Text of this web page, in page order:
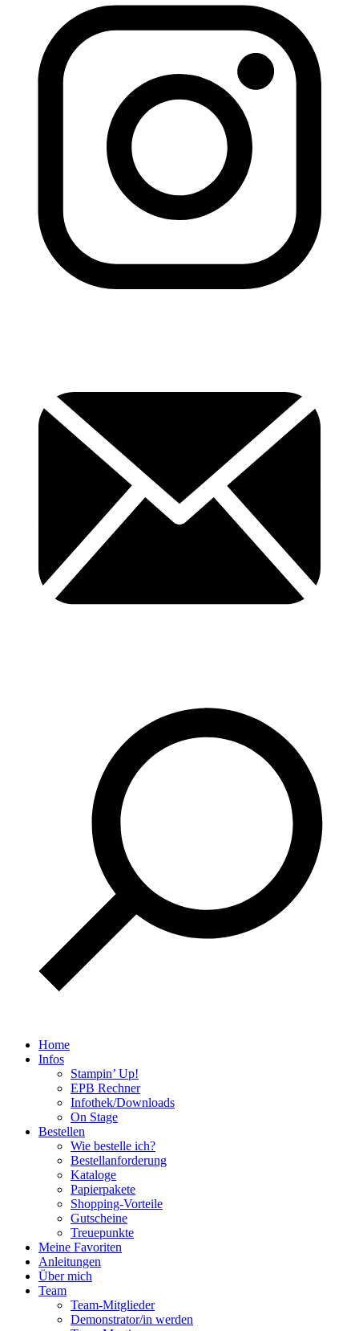
Home
Infos
Stampin’ Up!
EPB Rechner
Infothek/Downloads
On Stage
Bestellen
Wie bestelle ich?
Bestellanforderung
Kataloge
Papierpakete
Shopping-Vorteile
Gutscheine
Treuepunkte
Meine Favoriten
Anleitungen
Über mich
Team
Team-Mitglieder
Demonstrator/in werden